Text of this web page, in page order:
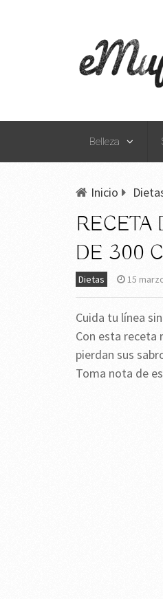
Belleza
Inicio
RECETA
DE 300
Dietas 15
Cuida tu línea
Con esta receta
pierdan sus
Toma nota de